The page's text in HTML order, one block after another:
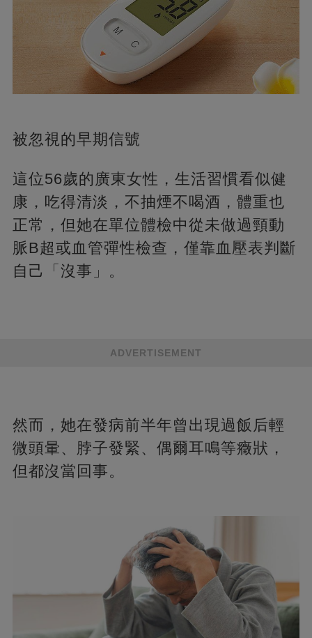
被忽視的早期信號
這位56歲的廣東女性，生活習慣看似健
康，吃得清淡，不抽煙不喝酒，體重也
正常，但她在單位體檢中從未做過頸動
脈B超或血管彈性檢查，僅靠血壓表判斷
自己「沒事」。
ADVERTISEMENT
然而，她在發病前半年曾出現過飯后輕
微頭暈、脖子發緊、偶爾耳鳴等癥狀，
但都沒當回事。